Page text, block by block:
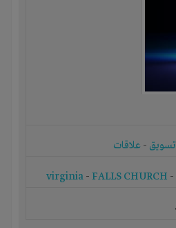
تسويق - علاقات
-
virginia -FALLS CHURCH